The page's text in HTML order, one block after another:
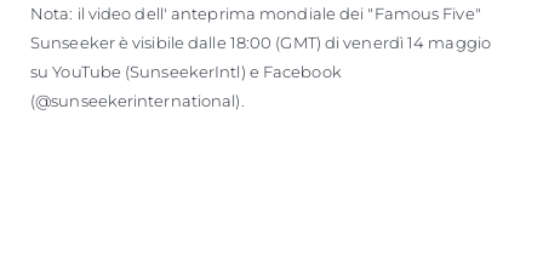
Nota: il video dell' anteprima mondiale dei "Famous Five"
Sunseeker è visibile dalle 18:00 (GMT) di venerdì 14 maggio
su YouTube (SunseekerIntl) e Facebook
(@sunseekerinternational).